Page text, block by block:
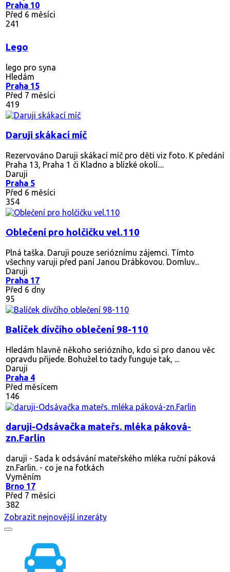
Praha 10
Před 6 měsíci
241
Lego
lego pro syna
Hledám
Praha 15
Před 7 měsíci
419
Daruji skákací míč
Rezervováno Daruji skákací míč pro děti viz foto. K předání
Praha 13, Praha 1 či Kladno a blízké okolí....
Daruji
Praha 5
Před 6 měsíci
354
Oblečení pro holčičku vel.110
Plná taška. Daruji pouze serióznímu zájemci. Tímto
všechny varuji před paní Janou Drábkovou. Domluv...
Daruji
Praha 17
Před 6 dny
95
Balíček dívčího oblečení 98-110
Hledám hlavně někoho seriózního, kdo si pro danou věc
opravdu přijede. Bohužel to tady funguje tak, ...
Daruji
Praha 4
Před měsícem
146
daruji-Odsávačka mateřs. mléka páková-
zn.Farlin
daruji - Sada k odsávání mateřského mléka ruční páková
zn.Farlin. - co je na fotkách
Vyměním
Brno 17
Před 7 měsíci
382
Zobrazit nejnovější inzeráty